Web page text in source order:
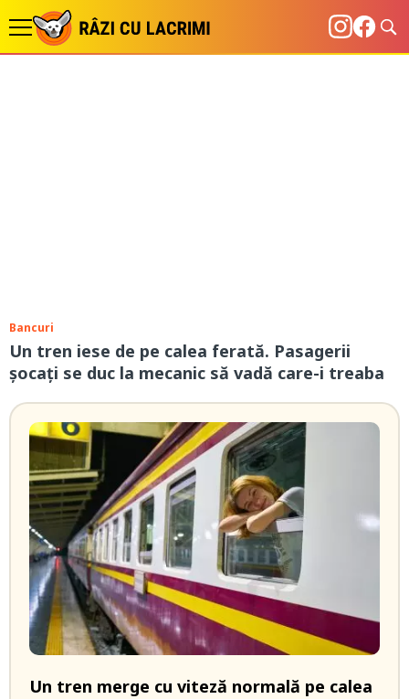
Bancuri
Un tren iese de pe calea ferată. Pasagerii
șocați se duc la mecanic să vadă care-i treaba
Un tren merge cu viteză normală pe calea